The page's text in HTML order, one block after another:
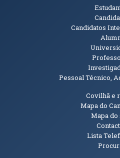
Candidatos
Pessoal Técnico,
InformaçõesCovilhã e
Mapa do
Mapa do
Lista